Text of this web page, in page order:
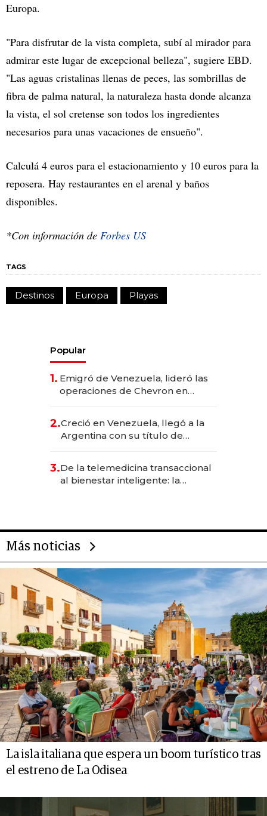
Europa.
"Para disfrutar de la vista completa, subí al mirador para
admirar este lugar de excepcional belleza", sugiere EBD.
"Las aguas cristalinas llenas de peces, las sombrillas de
fibra de palma natural, la naturaleza hasta donde alcanza
la vista, el sol cretense son todos los ingredientes
necesarios para unas vacaciones de ensueño".
Calculá 4 euros para el estacionamiento y 10 euros para la
reposera. Hay restaurantes en el arenal y baños
disponibles.
*Con información de Forbes US
TAGS
Destinos Europa Playas
Popular
1. Emigró de Venezuela, lideró las
operaciones de Chevron en
2.Creció en Venezuela, llegó a la
Argentina con su título de
las marcas "fast premium"
3.De la telemedicina transaccional
al bienestar inteligente: la
Más noticias
La isla italiana que espera un boom turístico tras
el estreno de La Odisea